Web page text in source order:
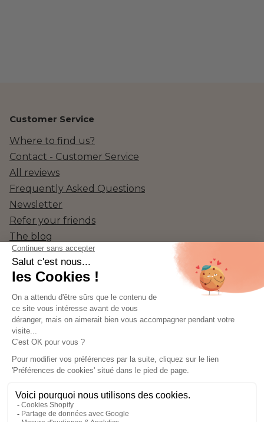
Customer Service
Where to find us?
Contact - Customer Service
All reviews
Frequently Asked Questions
Newsletter
Refer your friends
The blog
Social Media
Language
ENGLISH
Legal notice - Privacy policy - Terms and conditions of sale - Return
and refund policy - Cookies